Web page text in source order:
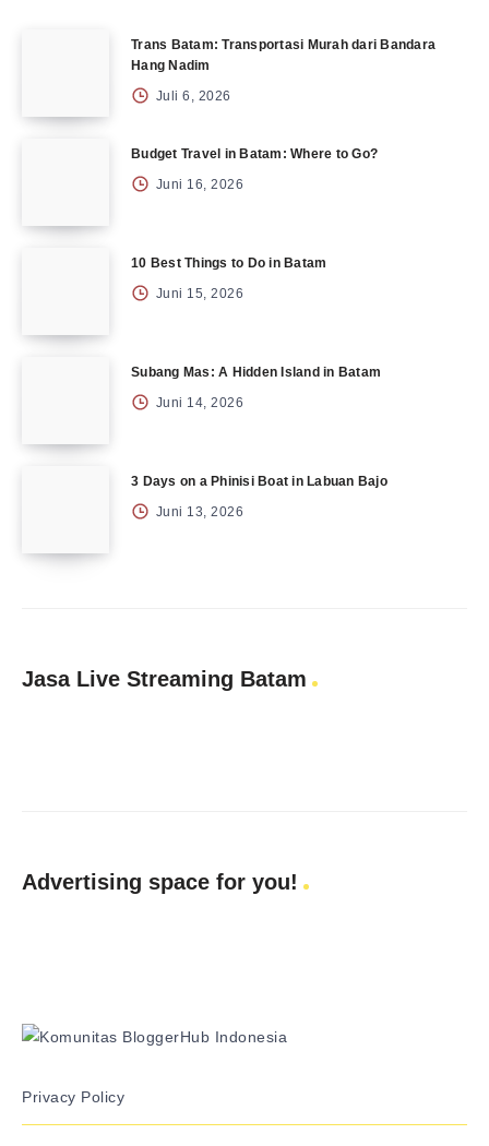
Trans Batam: Transportasi Murah dari Bandara
Hang Nadim
Juli 6, 2026
Budget Travel in Batam: Where to Go?
Juni 16, 2026
10 Best Things to Do in Batam
Juni 15, 2026
Subang Mas: A Hidden Island in Batam
Juni 14, 2026
3 Days on a Phinisi Boat in Labuan Bajo
Juni 13, 2026
Jasa Live Streaming Batam
Advertising space for you!
Privacy Policy